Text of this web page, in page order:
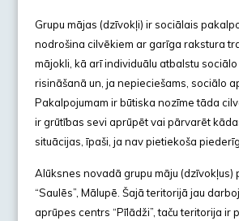
Grupu mājas (dzīvokļi) ir sociālais
nodrošina cilvēkiem ar garīga rakstura
mājokli, kā arī individuālu atbalstu
risināšanā un, ja nepieciešams, sociālo
Pakalpojumam ir būtiska nozīme tāda
ir grūtības sevi aprūpēt vai pārvarēt
situācijas, īpaši, ja nav pietiekoša
Alūksnes novadā grupu māju (dzīvokļus)
“Saulēs”, Mālupē. Šajā teritorijā jau
aprūpes centrs “Pīlādži”, taču teritorija ir